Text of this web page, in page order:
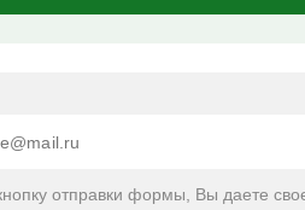
отправки формы, Вы даете